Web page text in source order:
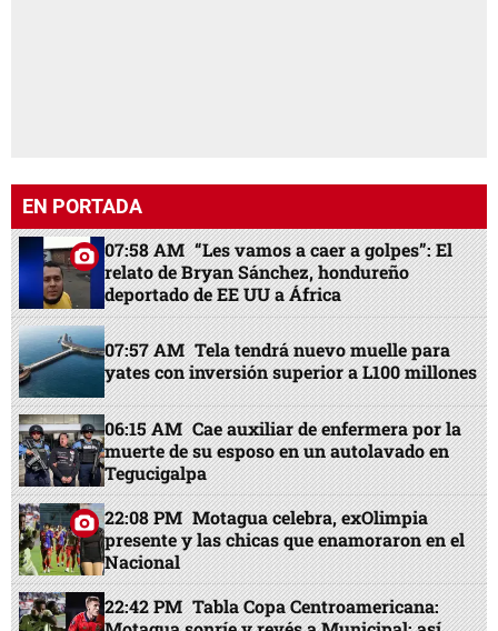
EN PORTADA
07:58 AM “Les vamos a caer a golpes”: El
relato de Bryan Sánchez, hondureño
deportado de EE UU a África
07:57 AM Tela tendrá nuevo muelle para
yates con inversión superior a L100 millones
06:15 AM Cae auxiliar de enfermera por la
muerte de su esposo en un autolavado en
Tegucigalpa
22:08 PM Motagua celebra, exOlimpia
presente y las chicas que enamoraron en el
Nacional
22:42 PM Tabla Copa Centroamericana: